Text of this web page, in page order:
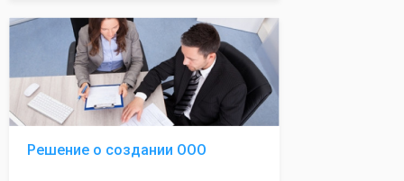
Наша компания предоставит вам свой
уникальный Устав Общества, который
подойдет для любой компании. Устав,
сделанный нашими профессиональными
юристами, успешно проходит регистрацию в
налоговой инспекции!
Решение о создании ООО